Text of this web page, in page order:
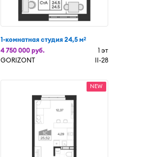
1-комнатная студия 24,5 м2
4 750 000 руб.
1 эт
GORIZONT
II-28
NEW